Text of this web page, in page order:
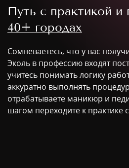
Путь с практикой
40+ городах
Сомневаетесь, что у вас
Эколь в профессию входят
учитесь понимать логику
аккуратно выполнять
отрабатываете маникюр и
шагом переходите к практике